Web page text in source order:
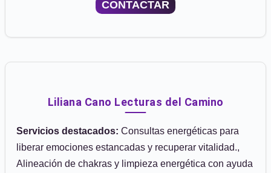
CONTACTAR
Liliana Cano Lecturas del Camino
Servicios destacados: Consultas energéticas para
liberar emociones estancadas y recuperar vitalidad.,
Alineación de chakras y limpieza energética con ayuda